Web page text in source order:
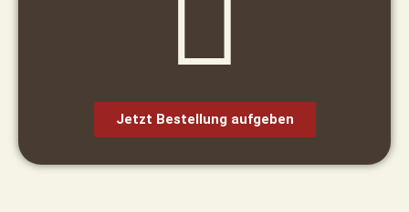
Jetzt Bestellung aufgeben​